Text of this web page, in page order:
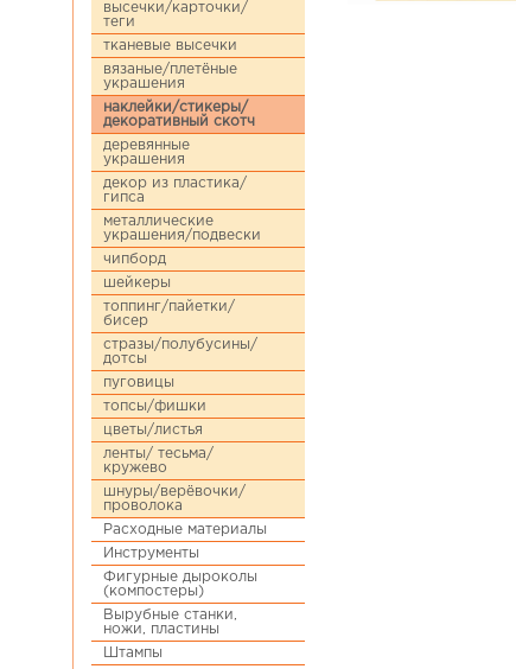
высечки/карточки/
теги
тканевые высечки
вязаные/плетёные
украшения
наклейки/стикеры/
декоративный скотч
деревянные
украшения
декор из пластика/
гипса
металлические
украшения/подвески
чипборд
шейкеры
топпинг/пайетки/
бисер
стразы/полубусины/
дотсы
пуговицы
топсы/фишки
цветы/листья
ленты/ тесьма/
кружево
шнуры/верёвочки/
проволока
Расходные материалы
Инструменты
Фигурные дыроколы
(компостеры)
Вырубные станки,
ножи, пластины
Штампы